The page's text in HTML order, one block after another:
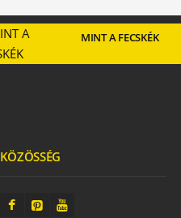
MINT A FECSKÉK
KÖZÖSSÉG